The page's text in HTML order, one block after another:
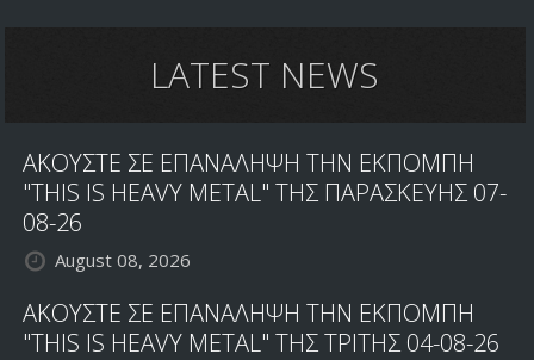
LATEST NEWS
ΑΚΟΥΣΤΕ ΣΕ ΕΠΑΝΑΛΗΨΗ ΤΗΝ ΕΚΠΟΜΠΗ
"THIS IS HEAVY METAL" ΤΗΣ ΠΑΡΑΣΚΕΥΗΣ 07-
08-26
August 08, 2026
ΑΚΟΥΣΤΕ ΣΕ ΕΠΑΝΑΛΗΨΗ ΤΗΝ ΕΚΠΟΜΠΗ
"THIS IS HEAVY METAL" ΤΗΣ ΤΡΙΤΗΣ 04-08-26